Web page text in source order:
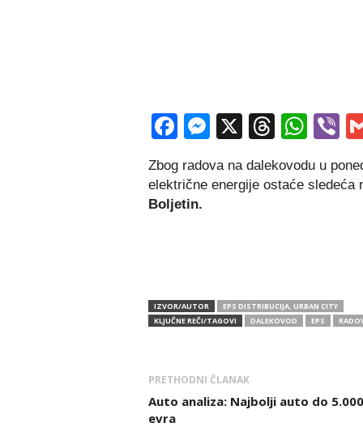
Facebook
Messenger
X
Zbog radova na dalekovodu u
električne energije ostaće sledeća
Boljetin.
IZVOR/AUTOR
EPS DISTRIBUCIJA, URBAN CITY
KLJUČNE REČI/TAGOVI
DALEKOVOD EPS
PRETHODNI ČLANAK
Auto analiza: Najbolji auto do 5.000
evra